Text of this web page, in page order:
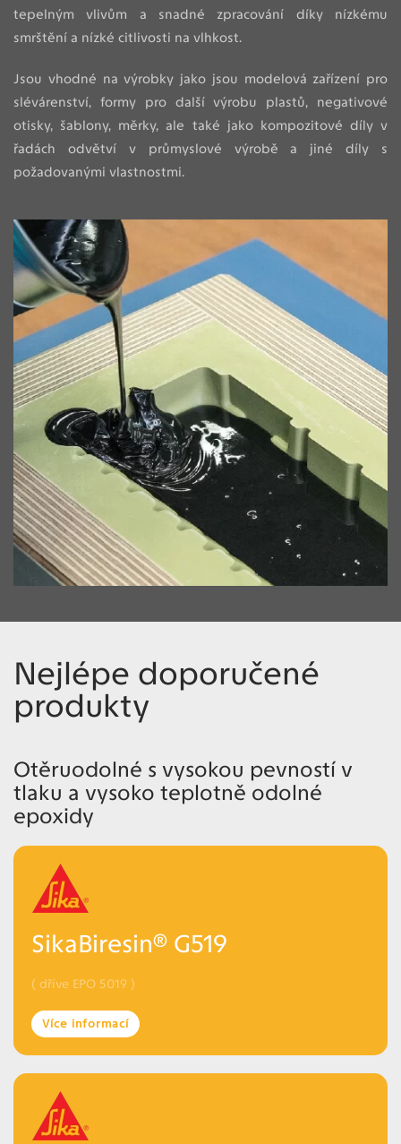
tepelným vlivům a snadné zpracování díky nízkému
smrštění a nízké citlivosti na vlhkost.
Jsou vhodné na výrobky jako jsou modelová zařízení pro
slévárenství, formy pro další výrobu plastů, negativové
otisky, šablony, měrky, ale také jako kompozitové díly v
řadách odvětví v průmyslové výrobě a jiné díly s
požadovanými vlastnostmi.
Nejlépe doporučené
produkty
Otěruodolné s vysokou pevností v
tlaku a vysoko teplotně odolné
epoxidy
SikaBiresin® G519
( dříve EPO 5019 )
Více informací